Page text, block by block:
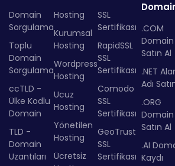
Domain
Sorgulama
Toplu
Domain
Sorgulama
ccTLD -
Ülke Kodlu
Domain
TLD -
Domain
Uzantıları
Hosting
Kurumsal
Hosting
Wordpress
Hosting
Ucuz
Hosting
Yönetilen
Hosting
Ücretsiz
SSL
Sertifikası
RapidSSL
SSL
Sertifikası
Comodo
SSL
Sertifikası
GeoTrust
SSL
Sertifikası
.COM
Domain
Satın Al
.NET
Adı
.ORG
Domain
Satın Al
.AI
Kaydı